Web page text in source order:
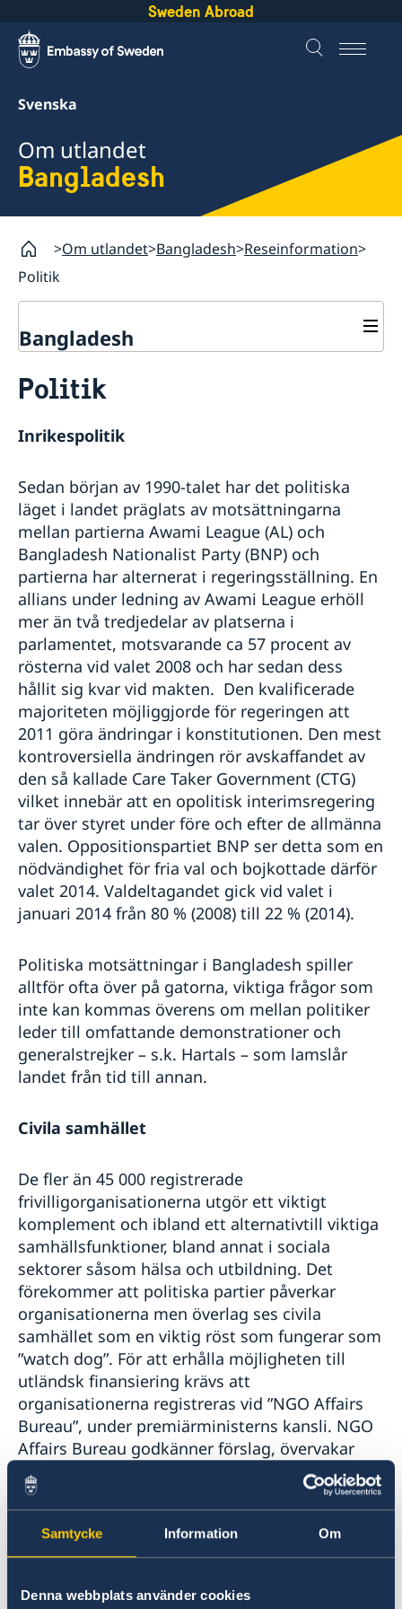
Samtycke Information Om
Denna webbplats använder cookies
Sweden Abroad
Svenska
Om utlandet
Bangladesh
Om utlandet Bangladesh Reseinformation
Politik
Bangladesh
Hjälp till svenskar i Bangladesh
Avgifter
Pass i Bangladesh
Samordningsnummer / registrera nyfödda i
Bangladesh
Körkort
Förlust av pass
Pass för vuxna
Pass för barn
Provisoriskt pass
Gifta sig utomlands i Bangladesh
Legaliseringar
Ambassadens reseinformation
Aktuella händelser
Allmänna säkerhetsläget
Terrorism
Naturförhållanden och katastrofer
In- och utresebestämmelser
Hälso- och sjukvård
Lagar och sedvänjor
Kriminalitet och personlig säkerhet
Trafiksäkerhet
Inför resan
Utvecklingssamarbete
Politik
Inrikespolitik
Sedan början av 1990-talet har det politiska
läget i landet präglats av motsättningarna
mellan partierna Awami League (AL) och
Bangladesh Nationalist Party (BNP) och
partierna har alternerat i regeringsställning. En
allians under ledning av Awami League erhöll
mer än två tredjedelar av platserna i
parlamentet, motsvarande ca 57 procent av
rösterna vid valet 2008 och har sedan dess
hållit sig kvar vid makten. Den kvalificerade
majoriteten möjliggjorde för regeringen att
2011 göra ändringar i konstitutionen. Den mest
kontroversiella ändringen rör avskaffandet av
den så kallade Care Taker Government (CTG)
vilket innebär att en opolitisk interimsregering
tar över styret under före och efter de allmänna
valen. Oppositionspartiet BNP ser detta som en
nödvändighet för fria val och bojkottade därför
valet 2014. Valdeltagandet gick vid valet i
januari 2014 från 80 % (2008) till 22 % (2014).
Politiska motsättningar i Bangladesh spiller
alltför ofta över på gatorna, viktiga frågor som
inte kan kommas överens om mellan politiker
leder till omfattande demonstrationer och
generalstrejker – s.k. Hartals – som lamslår
landet från tid till annan.
Civila samhället
De fler än 45 000 registrerade
frivilligorganisationerna utgör ett viktigt
komplement och ibland ett alternativtill viktiga
samhällsfunktioner, bland annat i sociala
sektorer såsom hälsa och utbildning. Det
förekommer att politiska partier påverkar
organisationerna men överlag ses civila
samhället som en viktig röst som fungerar som
”watch dog”. För att erhålla möjligheten till
utländsk finansiering krävs att
organisationerna registreras vid ”NGO Affairs
Bureau”, under premiärministerns kansli. NGO
Affairs Bureau godkänner förslag, övervakar
projekt och godkänner att medel betalas ut till
respektive organisation. Ett förslag till ny mer
strikt NGO lag är under utarbetande. Under
hösten har givarsamfundet hållit samtal med
regeringsföreträdare i frågan för att en mer